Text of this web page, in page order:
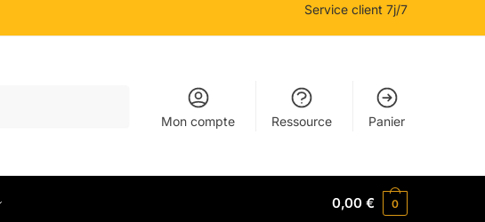
Service client 7j/7
Mon compte Ressource Panier
0,00€ 0